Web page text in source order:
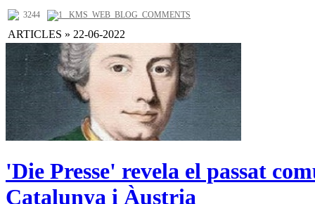
3244 1 _KMS_WEB_BLOG_COMMENTS
ARTICLES » 22-06-2022
'Die Presse' revela el passat
Catalunya i Àustria